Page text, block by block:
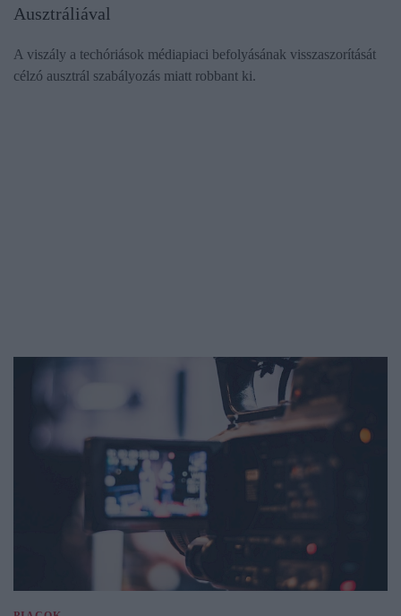
Ausztráliával
A viszály a techóriások médiapiaci befolyásának visszaszorítását
célzó ausztrál szabályozás miatt robbant ki.